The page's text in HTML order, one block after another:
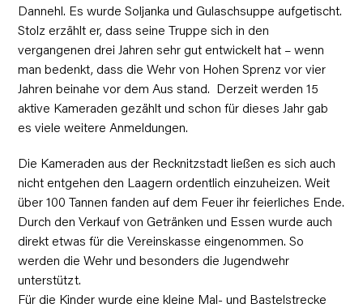
Dannehl. Es wurde Soljanka und Gulaschsuppe aufgetischt.
Stolz erzählt er, dass seine Truppe sich in den
vergangenen drei Jahren sehr gut entwickelt hat – wenn
man bedenkt, dass die Wehr von Hohen Sprenz vor vier
Jahren beinahe vor dem Aus stand. Derzeit werden 15
aktive Kameraden gezählt und schon für dieses Jahr gab
es viele weitere Anmeldungen.
Die Kameraden aus der Recknitzstadt ließen es sich auch
nicht entgehen den Laagern ordentlich einzuheizen. Weit
über 100 Tannen fanden auf dem Feuer ihr feierliches Ende.
Durch den Verkauf von Getränken und Essen wurde auch
direkt etwas für die Vereinskasse eingenommen. So
werden die Wehr und besonders die Jugendwehr
unterstützt.
Für die Kinder wurde eine kleine Mal- und Bastelstrecke